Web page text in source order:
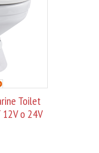
Toilet
12V o 24V